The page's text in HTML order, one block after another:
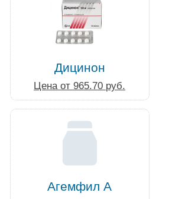
Дицинон
Цена от 965.70 руб.
Агемфил А